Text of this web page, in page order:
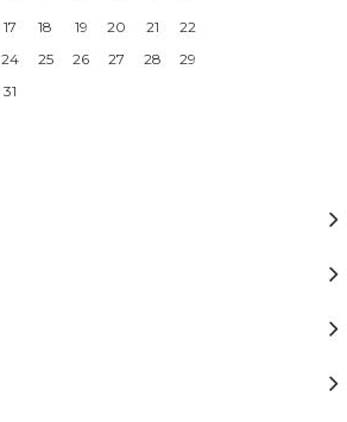
17 18 19 20 21
22
24 25 26 27 28
29
31